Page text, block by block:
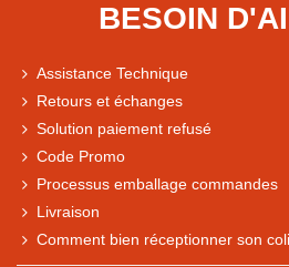
Comparaison des performances
BESOIN
Assistance Technique
Retours et échanges
Solution paiement refusé
Code Promo
Processus emballage commandes
Livraison
Comment bien réceptionner son